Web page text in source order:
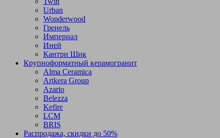
Urban
Wonderwood
Гренель
Империал
Иней
Кантри Шик
Крупноформатный керамогранит
Alma Ceramica
Artkera Group
Azario
Belezza
Kefire
LCM
BRIS
Распродажа, скидки до 50%